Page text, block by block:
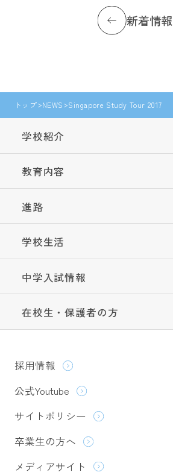
新着情報
トップ NEWS Singapore Study Tour 2017
学校紹介
教育内容
進路
学校生活
中学入試情報
在校生・保護者の方
採用情報
公式Youtube
サイトポリシー
卒業生の方へ
メディアサイト